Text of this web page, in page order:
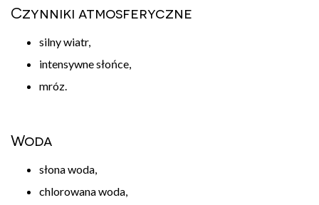
Czynniki atmosferyczne
silny wiatr,
intensywne słońce,
mróz.
Woda
słona woda,
chlorowana woda,